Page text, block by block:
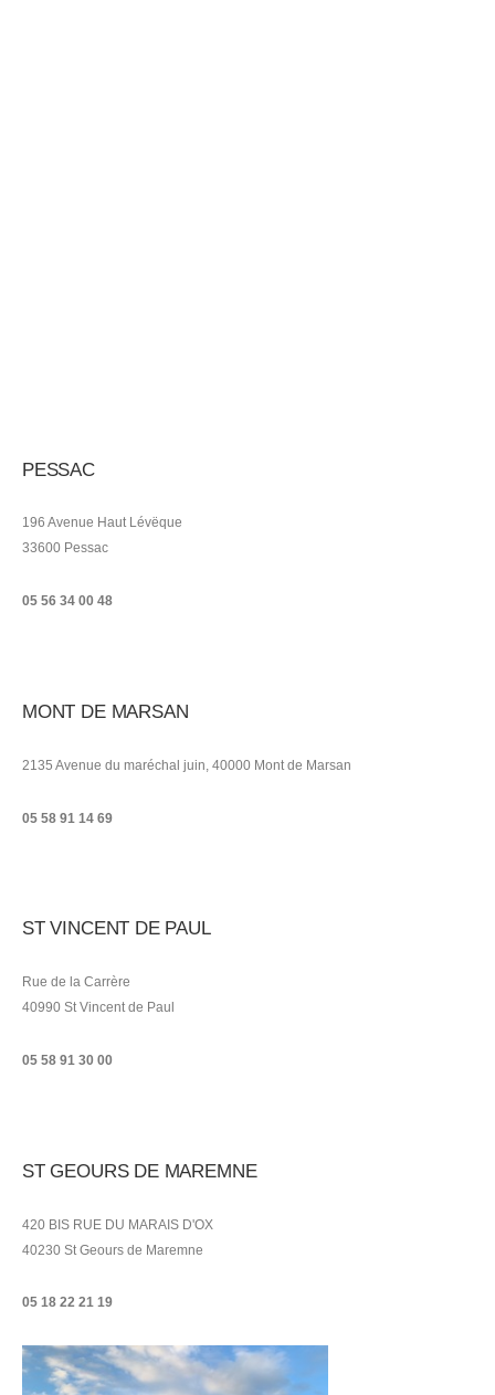
PESSAC
196 Avenue Haut Lévëque
33600 Pessac
05 56 34 00 48
MONT DE MARSAN
2135 Avenue du maréchal juin, 40000 Mont de Marsan
05 58 91 14 69
ST VINCENT DE PAUL
Rue de la Carrère
40990 St Vincent de Paul
05 58 91 30 00
ST GEOURS DE MAREMNE
420 BIS RUE DU MARAIS D'OX
40230 St Geours de Maremne
05 18 22 21 19